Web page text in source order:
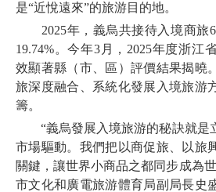
是“近悅遠來”的旅游目的地。
2025年，義烏共接待入境商旅
19.74%。今年3月，2025年度浙江
效顯著縣（市、區）評價結果揭曉
旅深度融合、系統化發展入境旅游
籌。
“義烏發展入境旅游的秘訣就是
市場驅動。我們把以商促旅、以旅
關鍵，讓世界小商品之都同步成為
市文化和廣電旅游體育局副局長史